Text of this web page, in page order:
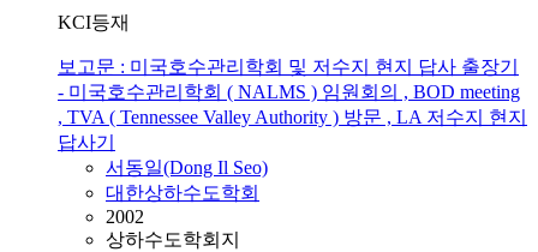
KCI등재
보고문 : 미국호수관리학회 및 저수지 현지 답사 출장기
- 미국호수관리학회 ( NALMS ) 임원회의 , BOD meeting
, TVA ( Tennessee Valley Authority ) 방문 , LA 저수지 현지
답사기
서동일(Dong Il Seo)
대한상하수도학회
2002
상하수도학회지